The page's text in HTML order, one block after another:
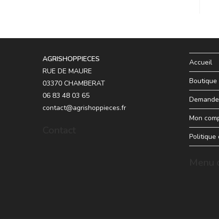
AGRISHOPPIECES
RUE DE MAURE
03370 CHAMBERAT
06 83 48 03 65
contact@agrishoppieces.fr
Accueil
Boutique
Mon
Politique